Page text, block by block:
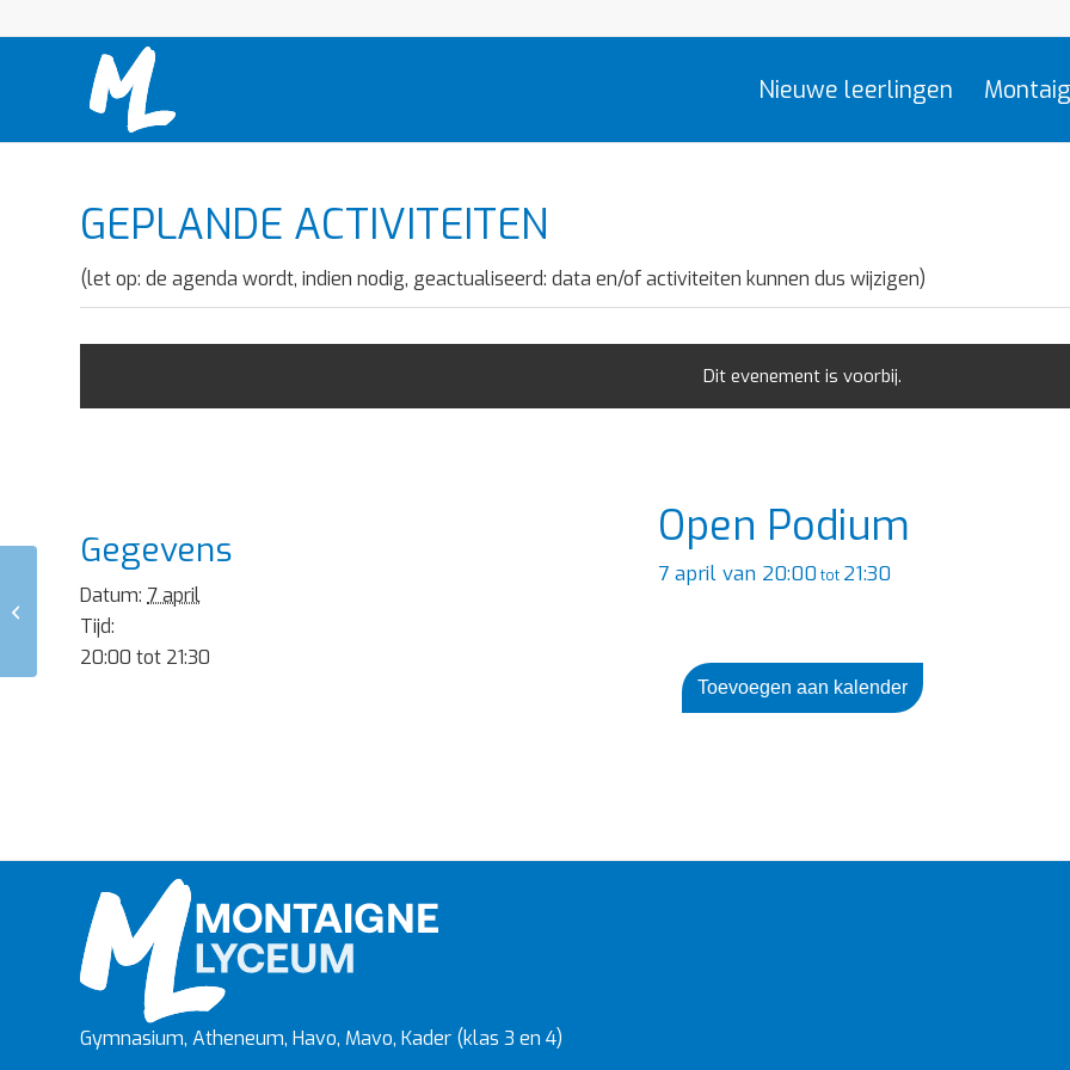
Nieuwe leerlingen
GEPLANDE ACTIVITEITEN
(let op: de agenda wordt, indien nodig, geactualiseerd: data en/of activiteiten kunnen dus wijzigen)
Dit evenement is voorbij.
Open Podium
7 april van 20:00 tot 21:30
Toevoegen aan kalender
Gegevens
Datum: 7 april
Tijd:
20:00 tot 21:30
Gymnasium, Atheneum, Havo, Mavo, Kader (klas 3 en 4)
inhalen TW3 onderbouw